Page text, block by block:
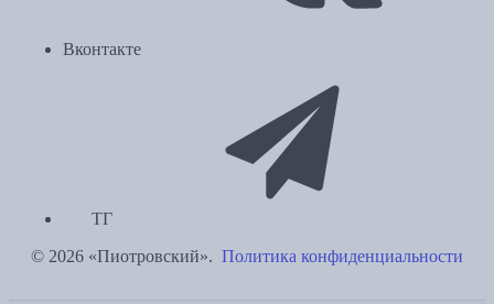
Вконтакте
ТГ
© 2026 «Пиотровский». Политика конфиденциальности